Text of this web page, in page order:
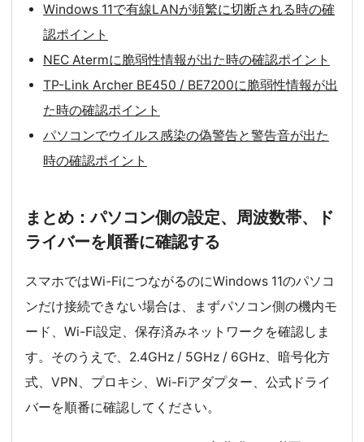
Windows 11で有線LANが頻繁に切断される時の確
認ポイント
NEC Atermに脆弱性情報が出た時の確認ポイント
TP-Link Archer BE450 / BE7200に脆弱性情報が出
た時の確認ポイント
パソコンでウイルス感染の偽警告と警告音が出た
時の確認ポイント
まとめ：パソコン側の設定、周波数帯、ド
ライバーを順番に確認する
スマホではWi-FiにつながるのにWindows 11のパソコ
ンだけ接続できない場合は、まずパソコン側の機内モ
ード、Wi-Fi設定、保存済みネットワークを確認しま
す。そのうえで、2.4GHz / 5GHz / 6GHz、暗号化方
式、VPN、プロキシ、Wi-Fiアダプター、公式ドライ
バーを順番に確認してください。